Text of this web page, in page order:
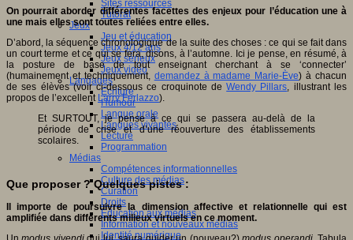
Sites ressources
Tutorat
Jeux
Jeu et éducation
Jeux 4/12 ans
Jeux sérieux
Jeux vidéo
Langages
Ecriture
Humour
Langue orale
Langues vivantes
Lecture
Programmation
Médias
Compétences informationnelles
Culture des médias
Curation
Droits
Education aux médias
Information et nouveaux médias
Identité numérique
On pourrait aborder différentes facettes des enjeux pour l’éducation une à
une mais elles sont toutes reliées entre elles.
D’abord, la séquence chronologique de la suite des choses : ce qui se fait dans
un court terme et ce qui se fera, disons, à l’automne. Ici je pense, en résumé, à
la posture de base de tout enseignant cherchant à se ‘connecter’
(humainement et techniquement, demandez à madame Marie-Ève) à chacun
de ses élèves (voir ci-dessous ce croquinote deWendy Pillars, illustrant les
propos de l’excellent Larry Ferlazzo).
Et SURTOUT, je pense à ce qui se passera au-delà de la
période de crise et d’une réouverture des établissements
scolaires.
Que proposer ? Quelques pistes :
Il importe de poursuivre la dimension affective et relationnelle qui est
amplifiée dans différents milieux virtuels en ce moment.